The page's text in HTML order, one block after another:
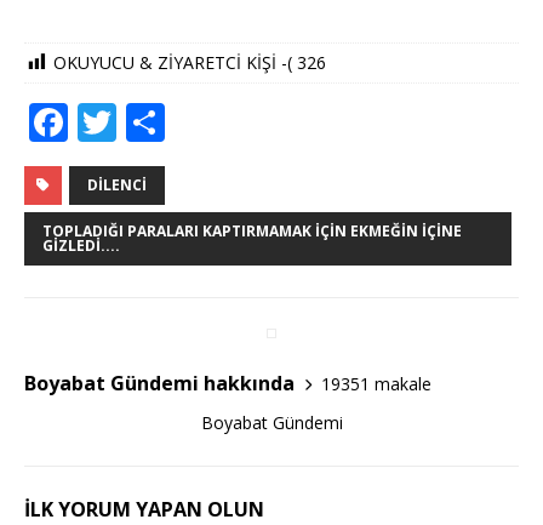
OKUYUCU & ZİYARETCİ KİŞİ -( 326
F
a
c
e
b
k
T
w
it
te
r
ar
e
DILENCI
TOPLADIĞI PARALARI KAPTIRMAMAK İÇIN EKMEĞIN İÇINE
GIZLEDI....
Boyabat Gündemi hakkında
19351 makale
Boyabat Gündemi
İLK YORUM YAPAN OLUN